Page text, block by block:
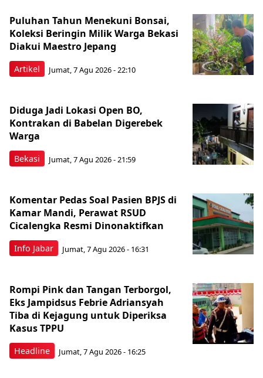
Artikel
Puluhan Tahun Menekuni Bonsai,
Koleksi Beringin Milik Warga Bekasi
Diakui Maestro Jepang
Jumat, 7 Agu 2026 - 22:10
Bekasi
Diduga Jadi Lokasi Open BO,
Kontrakan di Babelan Digerebek
Warga
Jumat, 7 Agu 2026 - 21:59
Info Jabar
Komentar Pedas Soal Pasien BPJS di
Kamar Mandi, Perawat RSUD
Cicalengka Resmi Dinonaktifkan
Jumat, 7 Agu 2026 - 16:31
Headline
Rompi Pink dan Tangan Terborgol,
Eks Jampidsus Febrie Adriansyah
Tiba di Kejagung untuk Diperiksa
Kasus TPPU
Jumat, 7 Agu 2026 - 16:25